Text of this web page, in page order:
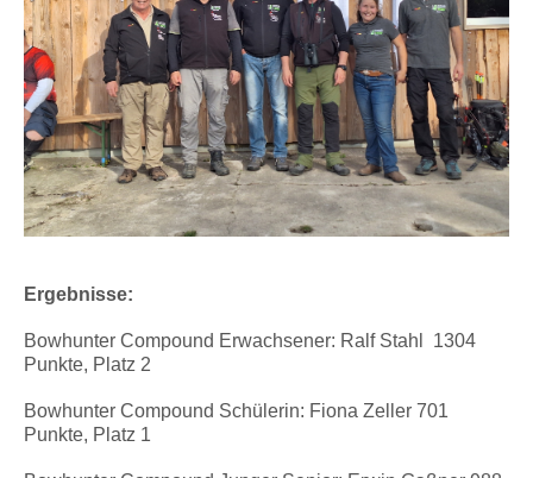
Ergebnisse:
Bowhunter Compound Erwachsener: Ralf Stahl 1304
Punkte, Platz 2
Bowhunter Compound Schülerin: Fiona Zeller 701
Punkte, Platz 1